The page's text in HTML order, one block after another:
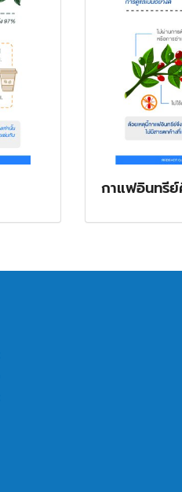
กาแฟอินทรีย์